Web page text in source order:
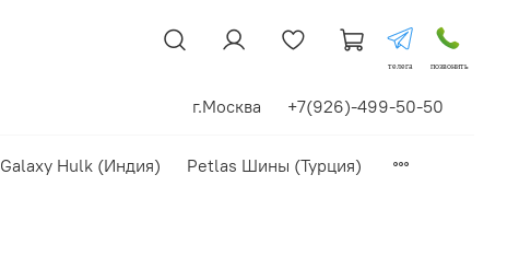
телега позвонить
г.Москва +7(926)-499-50-50
Galaxy Hulk (Индия) Petlas Шины (Турция)